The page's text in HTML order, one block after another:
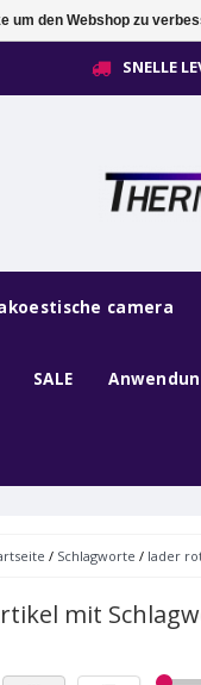
SNELLE
camera
SALE
/ Schlagworte / lader
mit
um den Webshop zu